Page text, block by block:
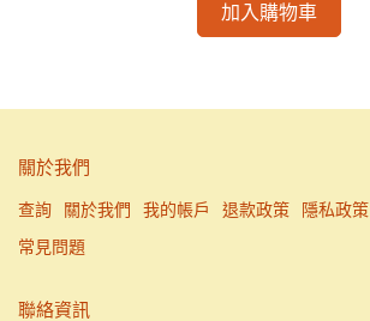
加入購物車
關於我們
查詢 關於我們 我的帳戶 退款政策 隱私政策
常見問題
聯絡資訊